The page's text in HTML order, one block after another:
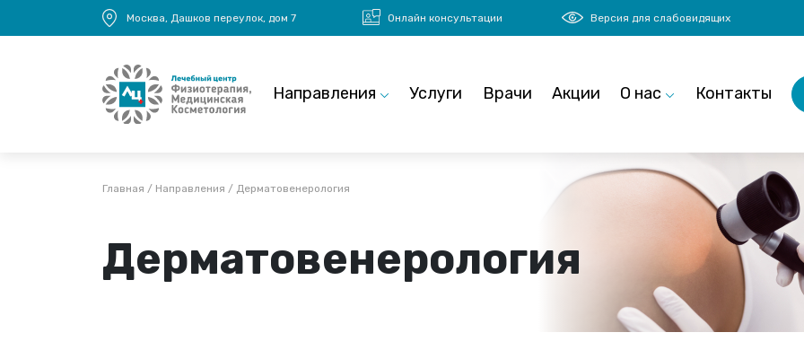
Перейти к основному содержанию
Москва, Дашков переулок, дом 7 Онлайн консультации Версия для слабовидящих
Направления Услуги Врачи Акции О нас Контакты
Строка навигации
Главная Направления Дерматовенерология
Дерматовенерология